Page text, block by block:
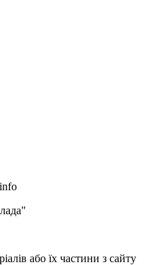
або їх частини з сайту